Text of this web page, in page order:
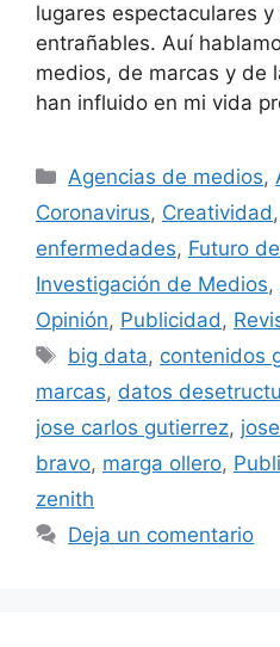
lugares espectaculares
entrañables. Auí
medios, de marcas y de
han influido en mi vida
Categorías
Agencias de medios,
Coronavirus, Creatividad,
enfermedades, Futuro
Investigación de Medios,
Opinión, Publicidad,
Etiquetas
big data, contenidos
marcas, datos
jose carlos gutierrez,
bravo, marga ollero,
zenith
Deja un comentario